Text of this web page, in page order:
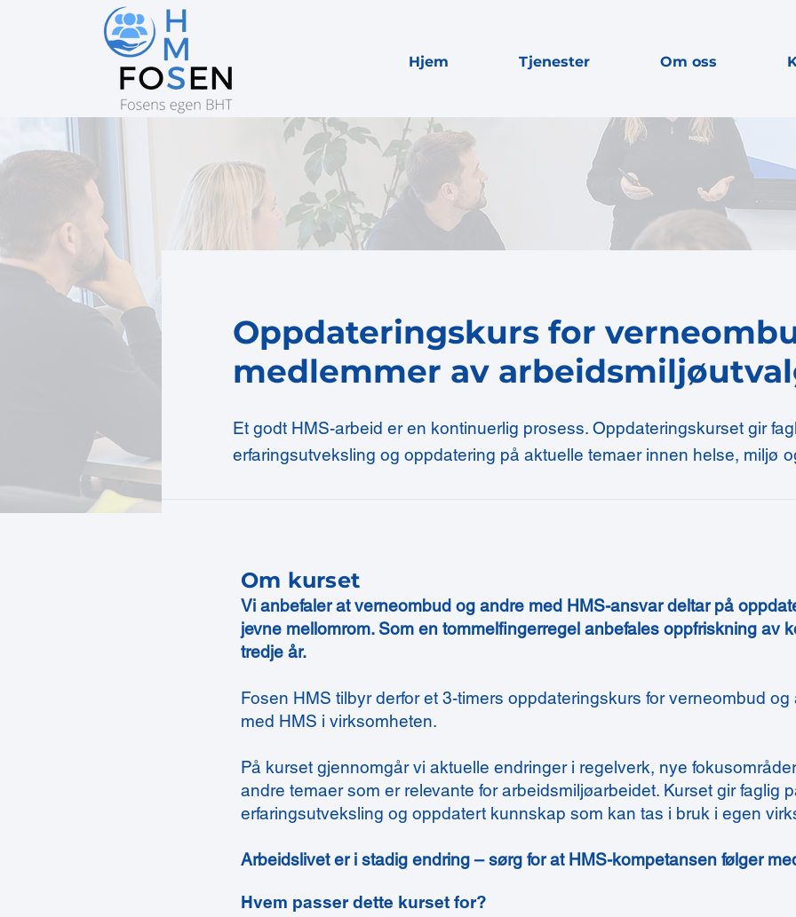
Hjem Tjenester Om oss
Oppdateringskurs for
medlemmer av
Et godt HMS-arbeid er en kontinuerlig prosess. Oppdateringskurset gir
erfaringsutveksling og oppdatering på aktuelle temaer innen helse, miljø
Om kurset
Vi anbefaler at verneombud og andre med HMS-ansvar deltar på
jevne mellomrom. Som en tommelfingerregel anbefales oppfriskning av
tredje år.
Fosen HMS tilbyr derfor et 3-timers oppdateringskurs for verneombud
med HMS i virksomheten.
På kurset gjennomgår vi aktuelle endringer i regelverk, nye
andre temaer som er relevante for arbeidsmiljøarbeidet. Kurset gir faglig
erfaringsutveksling og oppdatert kunnskap som kan tas i bruk i egen
Arbeidslivet er i stadig endring – sørg for at HMS-kompetansen følger
Hvem passer dette kurset for?